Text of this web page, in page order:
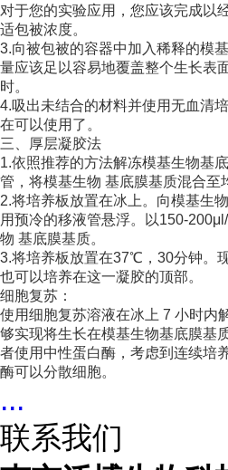
对于您的实验应用，您应该完成以
适包被浓度。
3.向被包被的容器中加入稀释的模
量应该足以容易地覆盖整个生长表
时。
4.吸出未结合的材料并使用无血清
在可以使用了。
三、厚层凝胶法
1.依照推荐的方法解冻模基生物基
管，将模基生物 基底膜基质混合至
2.将培养板放置在冰上。向模基生
用预冷的移液管悬浮。以150-
物 基底膜基质。
3.将培养板放置在37℃，30分钟。
也可以培养在这一凝胶的顶部。
细胞复苏：
使用细胞复苏溶液在冰上 7 小时内
够实现将生长在模基生物基底膜基
者使用中性蛋白酶，考虑到连续培
酶可以分散细胞。
...
联系我们